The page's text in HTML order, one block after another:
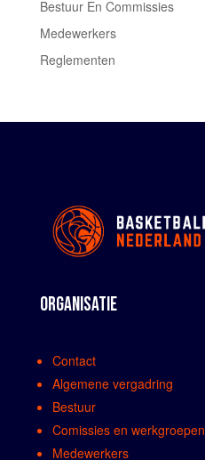
Bestuur En Commissies
Medewerkers
Reglementen
ORGANISATIE
Contact
Algemene vergadring
Bestuur
Comissies en werkgroepen
Medewerkers